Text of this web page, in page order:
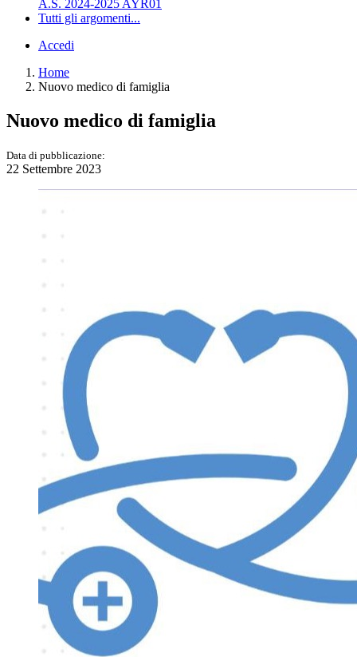
A.S. 2024-2025 AYR01
Tutti gli argomenti...
Accedi
Home
Nuovo medico di famiglia
Nuovo medico di famiglia
Data di pubblicazione:
22 Settembre 2023